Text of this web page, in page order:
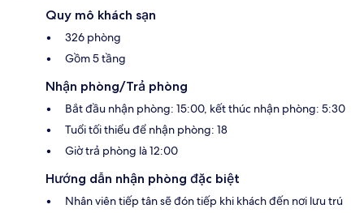
Quy mô khách sạn
326 phòng
Gồm 5 tầng
Nhận phòng/Trả phòng
Bắt đầu nhận phòng: 15:00, kết thúc nhận phòng: 5:30
Tuổi tối thiểu để nhận phòng: 18
Giờ trả phòng là 12:00
Hướng dẫn nhận phòng đặc biệt
Nhân viên tiếp tân sẽ đón tiếp khi khách đến nơi lưu trú